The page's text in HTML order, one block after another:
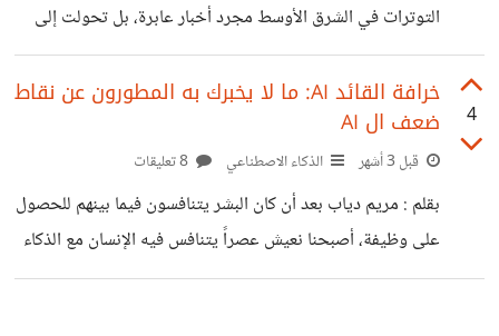
التوترات في الشرق الأوسط مجرد أخبار عابرة، بل تحولت إلى
محرك أساسي لأسعار الرقائق الإلكترونية واقتصاديات الطاقة
العالمية في مقالي السابق، ذكرنا أن الصين تعتمد في استيراد
المهم توضيح أن 50% من هذه النسبة الإجمالية مصدرها المباشر
هو الشرق الأوسط (الخليج وإيران). هذا النفط ليس مجرد وقود،
بل هو المحرك الأساسي للمعدات العسكرية، والمصانع، ومراكز
4
خرافة القائد AI: ما لا يخبرك به المطورون عن نقاط
ضعف ال AI
قبل 3 أشهر الذكاء الاصطناعي
بقلم : مريم دياب بعد أن كان البشر يتنافسون فيما بينهم للحصول
على وظيفة، أصبحنا نعيش عصراً يتنافس فيه الإنسان مع الذكاء
الاصطناعي (AI) ليثبت جدارته بالعمل والأجر. أمرٌ أشبه بالخيال؛